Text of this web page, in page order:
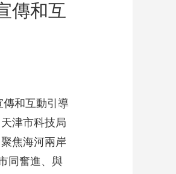
傳和互
和互動引導
津市科技局
焦海河兩岸
同奮進、與